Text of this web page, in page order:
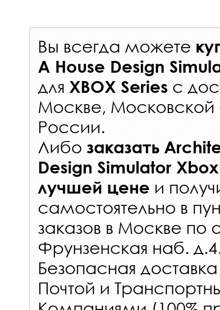
Вы всегда можете
A House Design
для XBOX Series с
Москве, Московской
России.
Либо заказать
Design Simulator
лучшей цене и
самостоятельно в
заказов в Москве по
Фрунзенская наб.
Безопасная
Почтой и